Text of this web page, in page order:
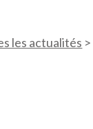
les actualités >